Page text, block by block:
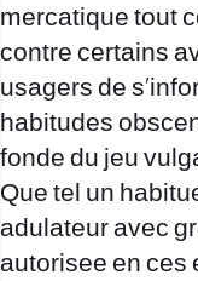
mercatique tout
contre certains
usagers de
habitudes
fonde du jeu
Que tel un
adulateur avec
autorisee en ces